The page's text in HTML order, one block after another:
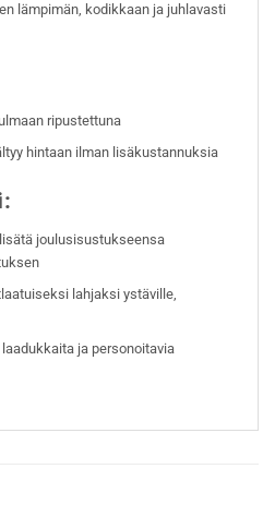
lämpimän, kodikkaan ja juhlavasti
ripustettuna
hintaan ilman lisäkustannuksia
joulusisustukseensa
lahjaksi ystäville,
ja personoitavia